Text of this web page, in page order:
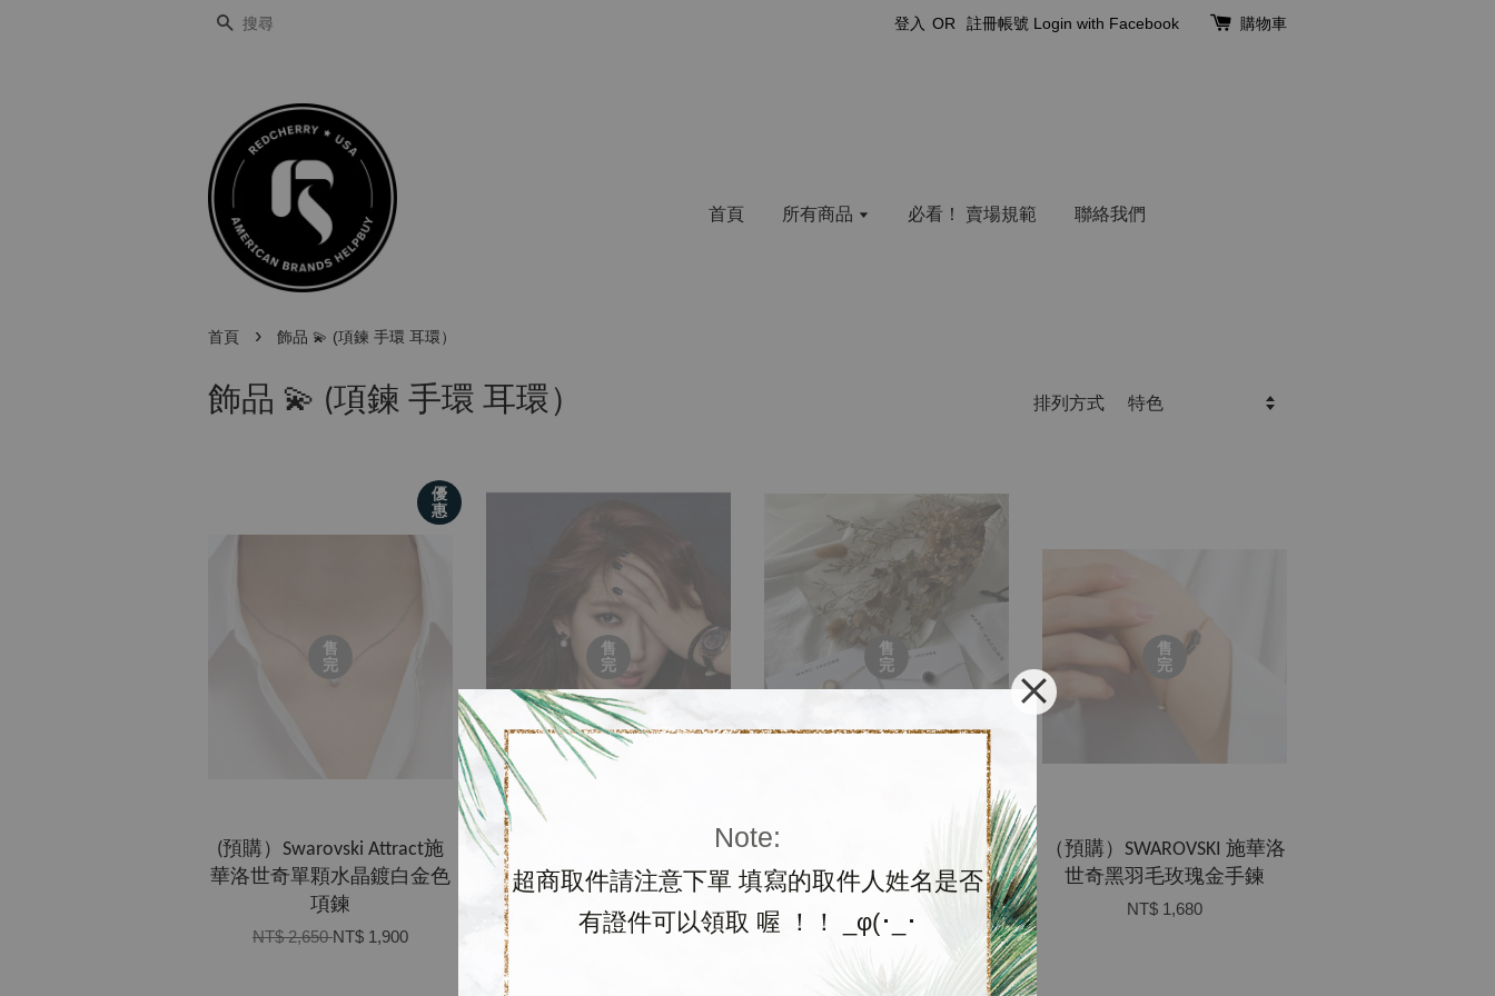
Note:
超商取件請注意下單 填寫的取件人姓名是否
有證件可以領取 喔 ！！ _φ(･_･
搜尋 登入 OR 註冊帳號 Login with Facebook 購物車
首頁 所有商品 必看！ 賣場規範 聯絡我們
首頁 › 飾品 💫 (項鍊 手環 耳環）
飾品 💫 (項鍊 手環 耳環） 排列方式
優
惠
售
完
​(預購）Swarovski Attract施
華洛世奇單顆水晶鍍白金色
項鍊
NT$ 2,650NT$ 1,900
售
完
(預購）Swarovski施華洛世
奇經典黑天鵝水晶項鍊
NT$ 2,580 起
售
完
(現貨）Marc by Marc Jacobs
經典MJ logo圓牌手鍊
NT$ 1,200
售
完
（預購）SWAROVSKI 施華洛
世奇黑羽毛玫瑰金手鍊
NT$ 1,680